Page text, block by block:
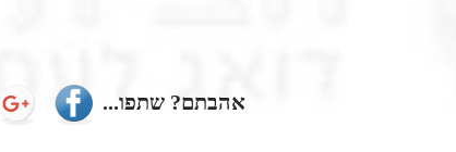
אהבתם? שתפו...